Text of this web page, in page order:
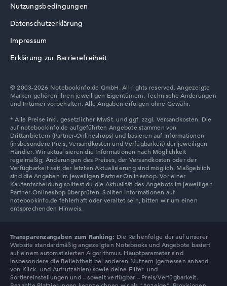
Nutzungsbedingungen
Datenschutzerklärung
Impressum
Erklärung zur Barrierefreiheit
© 2003-2026 Notebookinfo.de GmbH. All rights reserved. Angezeigte
Marken gehören ihren jeweiligen Eigentümern. Technische Änderungen
und Irrtümer vorbehalten. Alle Angaben erfolgen ohne Gewähr.
Transparenzangaben zum Ranking: Die Reihenfolge der auf unserer
Website standardmäßig angezeigten Notebooks und Angebote basiert
auf einem automatisierten Algorithmus. Hauptparameter sind
insbesondere die Beliebtheit bei anderen Nutzern (gemessen anhand
von Klick- und Aufrufzahlen) sowie deine Filter- und
Sortiereinstellungen und – soweit verfügbar – Preis/Verfügbarkeit.